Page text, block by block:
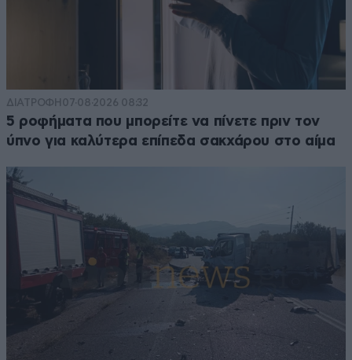
ΔΙΑΤΡΟΦΗ 07·08·2026 08:32
5 ροφήματα που μπορείτε να πίνετε πριν τον
ύπνο για καλύτερα επίπεδα σακχάρου στο αίμα